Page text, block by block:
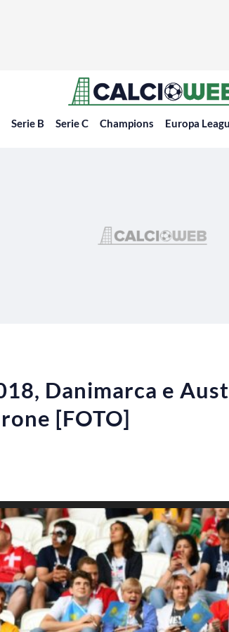
Serie B Serie C Champions Europa
Danimarca e
[FOTO]